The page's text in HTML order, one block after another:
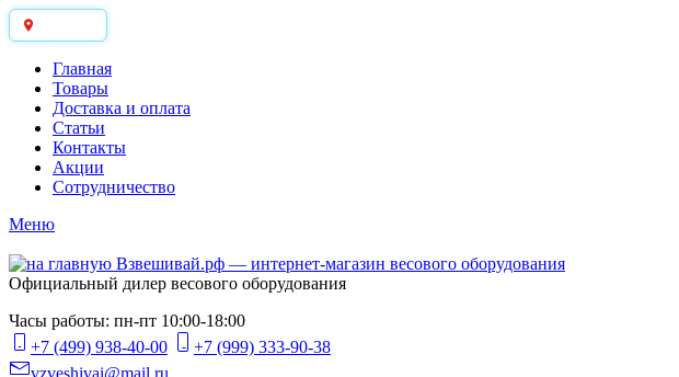
Главная
Товары
Доставка и оплата
Статьи
Контакты
Акции
Сотрудничество
Меню
Официальный дилер весового оборудования
Часы работы: пн-пт 10:00-18:00
+7 (499) 938-40-00
+7 (999) 333-90-38
vzveshivai@mail.ru